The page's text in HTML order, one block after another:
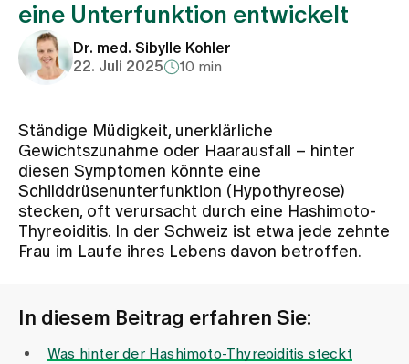
Fachbereiche
Team
Zuweisende
eine Unterfunktion entwickelt
Dr. med. Sibylle Kohler
22. Juli 2025
10 min
Ständige Müdigkeit, unerklärliche
Gewichtszunahme oder Haarausfall – hinter
diesen Symptomen könnte eine
Schilddrüsenunterfunktion (Hypothyreose)
stecken, oft verursacht durch eine Hashimoto-
Thyreoiditis. In der Schweiz ist etwa jede zehnte
Frau im Laufe ihres Lebens davon betroffen.
In diesem Beitrag erfahren Sie:
Was hinter der Hashimoto-Thyreoiditis steckt